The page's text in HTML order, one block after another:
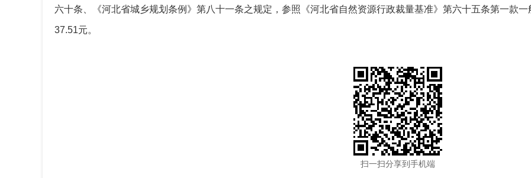
六十条、《河北省城乡规划条例》第八十一条之规定，参照《河北省自然资源行政裁量基准》第六十五条第一款
37.51元。
扫一扫分享到手机端